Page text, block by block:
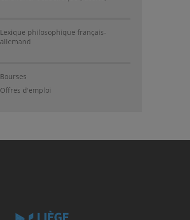
Lexique philosophique français-
allemand
Bourses
Offres d'emploi